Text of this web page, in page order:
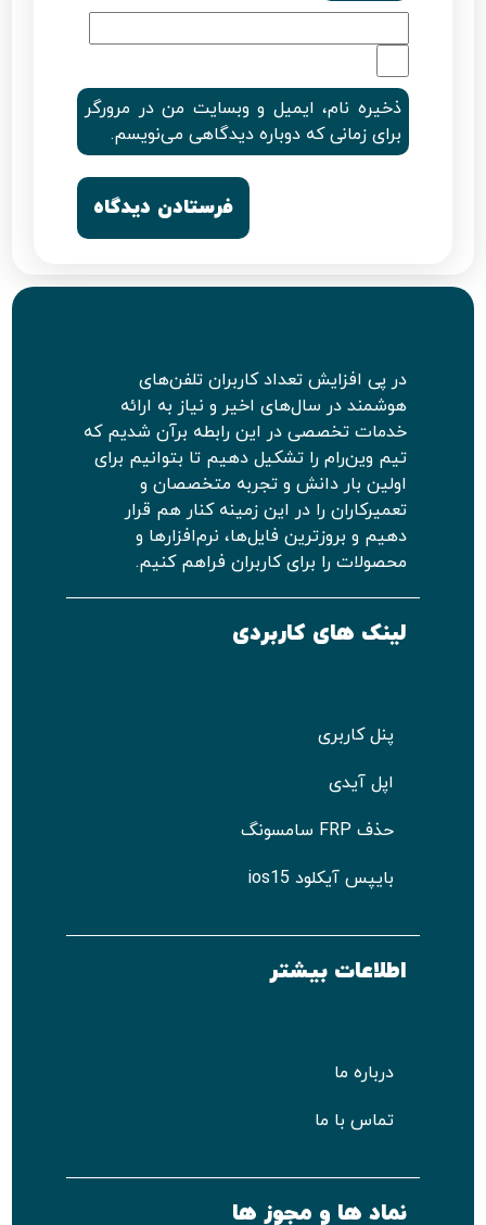
ذخیره نام، ایمیل و وبسایت من در مرورگر
برای زمانی که دوباره دیدگاهی می‌نویسم.
در پی افزایش تعداد کاربران تلفن‌های
هوشمند در سال‌های اخیر و نیاز به ارائه
خدمات تخصصی در این رابطه برآن شدیم که
تیم وین‌رام را تشکیل دهیم تا بتوانیم برای
اولین بار دانش و تجربه متخصصان و
تعمیرکاران را در این زمینه کنار هم قرار
دهیم و بروزترین فایل‌ها، نرم‌افزارها و
محصولات را برای کاربران فراهم کنیم.
لینک های کاربردی
پنل کاربری
اپل آیدی
حذف FRP سامسونگ
بایپس آیکلود ios15
اطلاعات بیشتر
درباره ما
تماس با ما
نماد ها و مجوز ها